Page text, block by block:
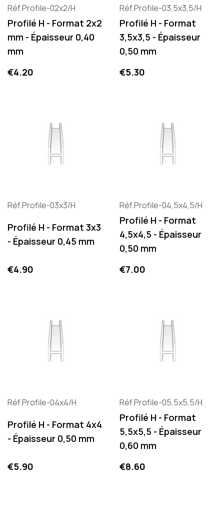
Réf.Profile-02x2/H
Profilé H - Format 2x2
mm - Épaisseur 0,40
mm
Price
€4.20
Réf.Profile-03,5x3,5/H
Profilé H - Format
3,5x3,5 - Épaisseur
0,50 mm
Price
€5.30
Réf.Profile-03x3/H
Profilé H - Format 3x3
- Épaisseur 0,45 mm
Price
€4.90
Réf.Profile-04,5x4,5/H
Profilé H - Format
4,5x4,5 - Épaisseur
0,50 mm
Price
€7.00
Réf.Profile-04x4/H
Profilé H - Format 4x4
- Épaisseur 0,50 mm
Price
€5.90
Réf.Profile-05,5x5,5/H
Profilé H - Format
5,5x5,5 - Épaisseur
0,60 mm
Price
€8.60